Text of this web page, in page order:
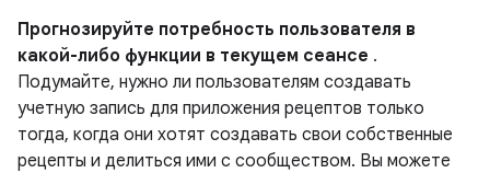
Прогнозируйте потребность пользователя в
какой-либо функции в текущем сеансе .
Подумайте, нужно ли пользователям создавать
учетную запись для приложения рецептов только
тогда, когда они хотят создавать свои собственные
рецепты и делиться ими с сообществом. Вы можете